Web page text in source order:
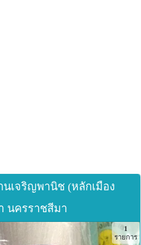
นเจริญพานิช (หลักเมือง
นครราชสีมา
1
รายการ